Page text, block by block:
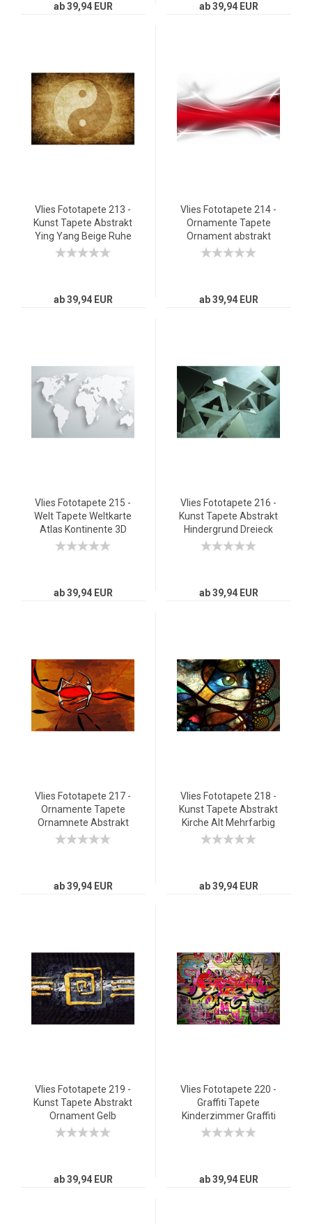
ab 39,94 EUR ab 39,94 EUR
Vlies Fototapete 213 -
Kunst Tapete Abstrakt
Ying Yang Beige Ruhe
braun
ab 39,94 EUR
Vlies Fototapete 214 -
Ornamente Tapete
Ornament abstrakt
Wand Rot Hintergrund
ab 39,94 EUR
Vlies Fototapete 215 -
Welt Tapete Weltkarte
Atlas Kontinente 3D
Optik braun
ab 39,94 EUR
Vlies Fototapete 216 -
Kunst Tapete Abstrakt
Hindergrund Dreieck
braun
ab 39,94 EUR
Vlies Fototapete 217 -
Ornamente Tapete
Ornamnete Abstrakt
Rot Braun Hindergrund
ab 39,94 EUR
Vlies Fototapete 218 -
Kunst Tapete Abstrakt
Kirche Alt Mehrfarbig
bunt
ab 39,94 EUR
Vlies Fototapete 219 -
Kunst Tapete Abstrakt
Ornament Gelb
Schwarz Hindergrund
ab 39,94 EUR
Vlies Fototapete 220 -
Graffiti Tapete
Kinderzimmer Graffiti
Streetart Graffitti
ab 39,94 EUR